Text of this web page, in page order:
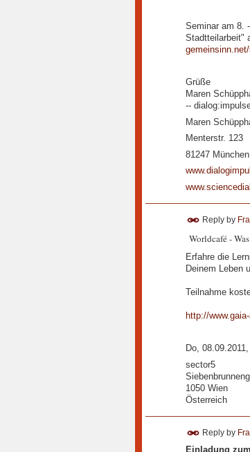
Seminar am 8.
Stadtteilarbeit"
Grüße
Maren
--
Maren
Menterstr. 123
81247 München
Reply by
Worldcafé -
Erfahre die
Deinem Leben
Teilnahme
http://
Do,
sector5
1050 Wien
Österreich
Reply by
Einladung